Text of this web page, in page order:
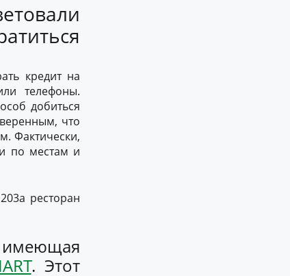
кредит на
телефоны.
добиться
что
Фактически,
по местам и
ресторан
. Этот